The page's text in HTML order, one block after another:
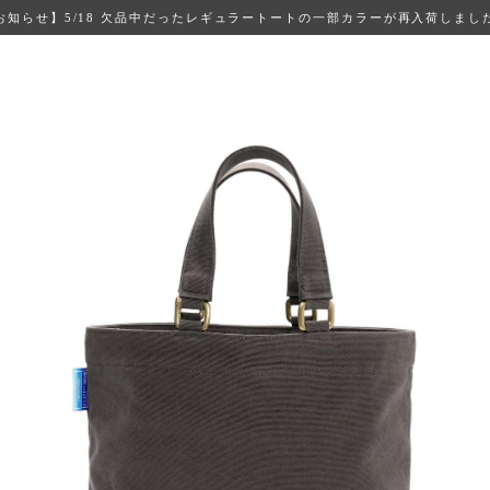
知らせ】5/18 欠品中だったレギュラートートの一部カラーが再入荷しまし